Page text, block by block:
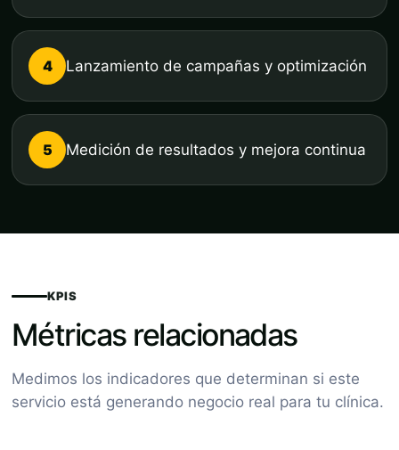
4 Lanzamiento de campañas y optimización
5 Medición de resultados y mejora continua
KPIS
Métricas relacionadas
Medimos los indicadores que determinan si este
servicio está generando negocio real para tu clínica.